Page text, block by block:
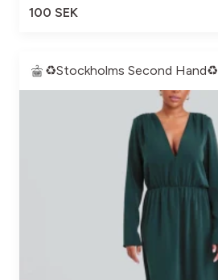
100 SEK
♻️Stockholms Second Hand♻️